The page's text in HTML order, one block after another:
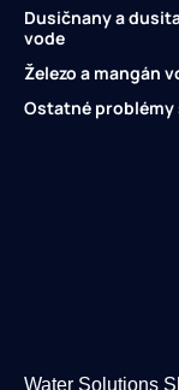
Water Solutions
Dusičnany a
vode
Železo a mangán
Ostatné problémy